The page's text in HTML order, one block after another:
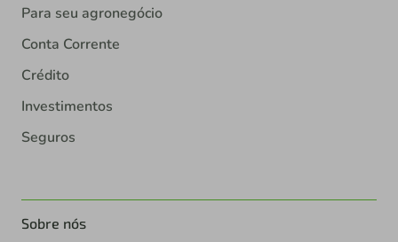
Para seu agronegócio
Conta Corrente
Crédito
Investimentos
Seguros
Sobre nós